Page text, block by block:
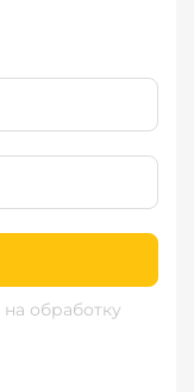
на обработку